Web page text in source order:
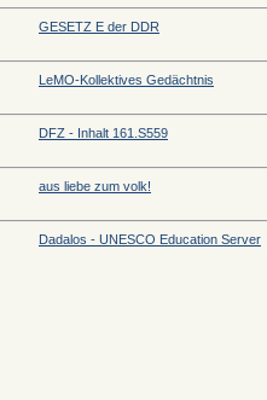
GESETZ E der DDR
LeMO-Kollektives Gedächtnis
DFZ - Inhalt 161.S559
aus liebe zum volk!
Dadalos - UNESCO Education Server